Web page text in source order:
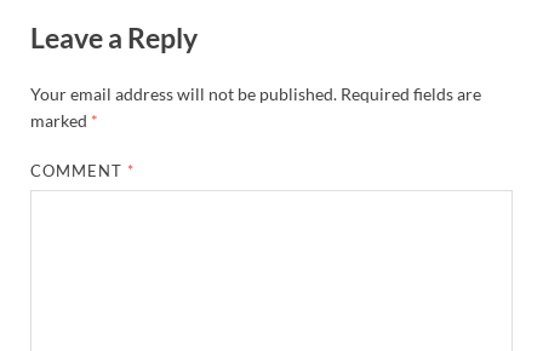
Leave a Reply
Your email address will not be published. Required fields are
marked *
COMMENT *